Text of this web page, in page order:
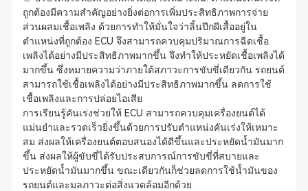
ถูกต้องมีความสำคัญอย่างยิ่งต่อการเพิ่มประสิทธิภาพการจ่าย
ส่วนผสมเชื้อเพลิง ด้วยการทำให้มั่นใจว่าลิ้นปีกผีเสื้ออยู่ใน
ตำแหน่งที่ถูกต้อง ECU จึงสามารถควบคุมปริมาณการฉีดเชื้อ
เพลิงได้อย่างมีประสิทธิภาพมากขึ้น จึงทำให้ประหยัดเชื้อเพลิงได้
มากขึ้น ซึ่งหมายความว่าภายใต้สภาวะการขับขี่เดียวกัน รถยนต์
สามารถใช้เชื้อเพลิงได้อย่างมีประสิทธิภาพมากขึ้น ลดการใช้
เชื้อเพลิงและการปล่อยไอเสีย
การเรียนรู้คันเร่งช่วยให้ ECU สามารถควบคุมเครื่องยนต์ได้
แม่นยำและรวดเร็วยิ่งขึ้นด้วยการปรับตำแหน่งคันเร่งให้เหมาะ
สม ส่งผลให้เครื่องยนต์ตอบสนองได้ดีขึ้นและประหยัดน้ำมันมาก
ขึ้น ส่งผลให้ผู้ขับขี่ได้รับประสบการณ์การขับขี่ที่สบายและ
ประหยัดน้ำมันมากขึ้น ขณะเดียวกันก็ช่วยลดการใช้น้ำมันของ
รถยนต์และมลภาวะต่อสิ่งแวดล้อมอีกด้วย